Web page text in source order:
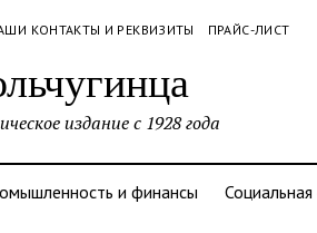
КОНТАКТЫ И РЕКВИЗИТЫ ПРАЙС-ЛИСТ
издание с 1928 года
и финансы